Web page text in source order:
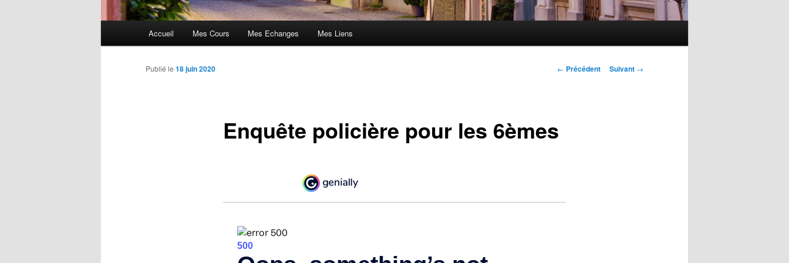
Accueil Mes Cours Mes Echanges Mes Liens
Navigation
← Précédent Suivant →
Enquête policière pour les 6èmes
Publié le 18 juin 2020